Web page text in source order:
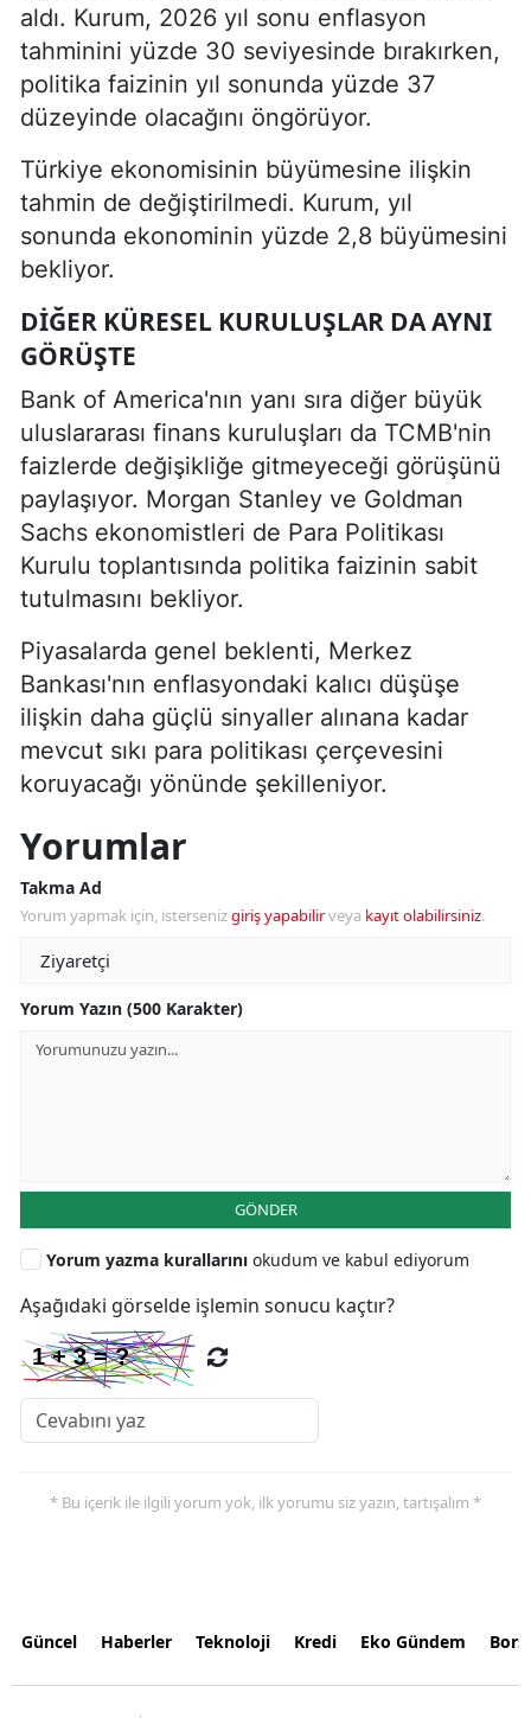
aldı. Kurum, 2026 yıl sonu enflasyon
tahminini yüzde 30 seviyesinde bırakırken,
politika faizinin yıl sonunda yüzde 37
düzeyinde olacağını öngörüyor.
Türkiye ekonomisinin büyümesine ilişkin
tahmin de değiştirilmedi. Kurum, yıl
sonunda ekonominin yüzde 2,8 büyümesini
bekliyor.
DIĞER KÜRESEL KURULUŞLAR DA AYNI
GÖRÜŞTE
Bank of America'nın yanı sıra diğer büyük
uluslararası finans kuruluşları da TCMB'nin
faizlerde değişikliğe gitmeyeceği görüşünü
paylaşıyor. Morgan Stanley ve Goldman
Sachs ekonomistleri de Para Politikası
Kurulu toplantısında politika faizinin sabit
tutulmasını bekliyor.
Piyasalarda genel beklenti, Merkez
Bankası'nın enflasyondaki kalıcı düşüşe
ilişkin daha güçlü sinyaller alınana kadar
mevcut sıkı para politikası çerçevesini
koruyacağı yönünde şekilleniyor.
Yorumlar
Takma Ad
Yorum yapmak için, istersenizgiriş yapabilirveya kayıt olabilirsiniz.
Yorum Yazın (500 Karakter)
GÖNDER
Yorum yazma kurallarını okudum ve kabul ediyorum
Aşağıdaki görselde işlemin sonucu kaçtır?
* Bu içerik ile ilgili yorum yok, ilk yorumu siz yazın, tartışalım *
Güncel Haberler Teknoloji Kredi Eko Gündem